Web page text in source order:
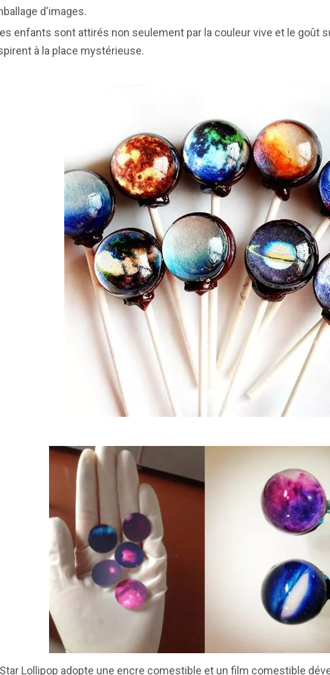
d'images.
enfants sont attirés non seulement par la couleur vive et le goût
à la place mystérieuse.
Lollipop adopte une encre comestible et un film comestible